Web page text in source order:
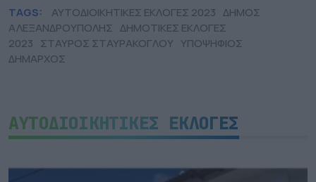
TAGS: ΑΥΤΟΔΙΟΙΚΗΤΙΚΕΣ ΕΚΛΟΓΕΣ 2023 ΔΗΜΟΣ
ΑΛΕΞΑΝΔΡΟΥΠΟΛΗΣ ΔΗΜΟΤΙΚΕΣ ΕΚΛΟΓΕΣ
2023 ΣΤΑΥΡΟΣ ΣΤΑΥΡΑΚΟΓΛΟΥ ΥΠΟΨΗΦΙΟΣ
ΔΗΜΑΡΧΟΣ
ΑΥΤΟΔΙΟΙΚΗΤΙΚΕΣ ΕΚΛΟΓΕΣ